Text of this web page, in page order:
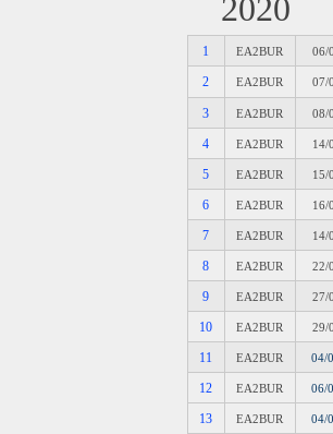
2020
1 EA2BUR 06/
2 EA2BUR 07/
3 EA2BUR 08/
4 EA2BUR 14/
5 EA2BUR 15/
6 EA2BUR 16/
7 EA2BUR 14/
8 EA2BUR 22/
9 EA2BUR 27/
10 EA2BUR 29/
11 EA2BUR 04/
12 EA2BUR 06/
13 EA2BUR 04/